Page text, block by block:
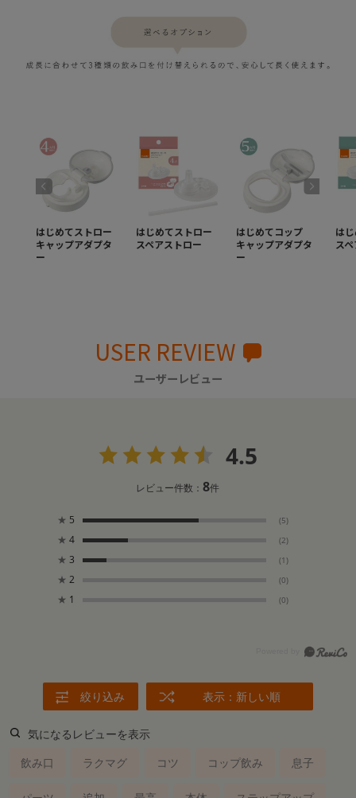
はじめてストロー
キャップアダプタ
ー
はじめてストロー
スペアストロー
はじめてコップ
キャップアダプタ
ー
は
ス
USER REVIEW
ユーザーレビュー
4.5
レビュー件数：8件
★ 5 (5)
★ 4 (2)
★ 3 (1)
★ 2 (0)
★ 1 (0)
絞り込み 表示：新しい順
気になるレビューを表示
飲み口 ラクマグ コツ コップ飲み 息子